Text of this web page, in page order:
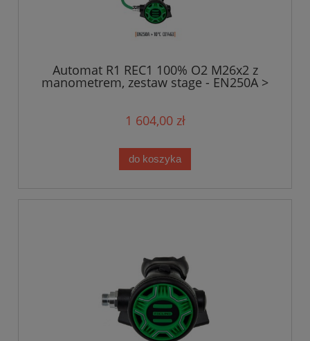
Automat R1 REC1 100% O2 M26x2 z
manometrem, zestaw stage - EN250A >
1 604,00 zł
do koszyka